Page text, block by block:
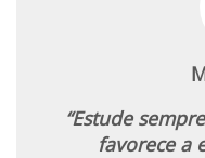
“Estude
favorece a